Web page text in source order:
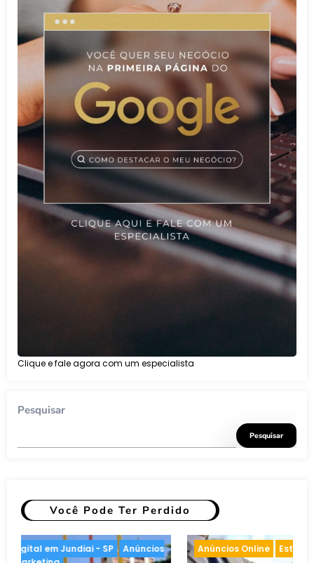
Clique e fale agora com um especialista
Pesquisar
Pesquisar
Você Pode Ter Perdido
Marketing Anúncios Online Inteligência